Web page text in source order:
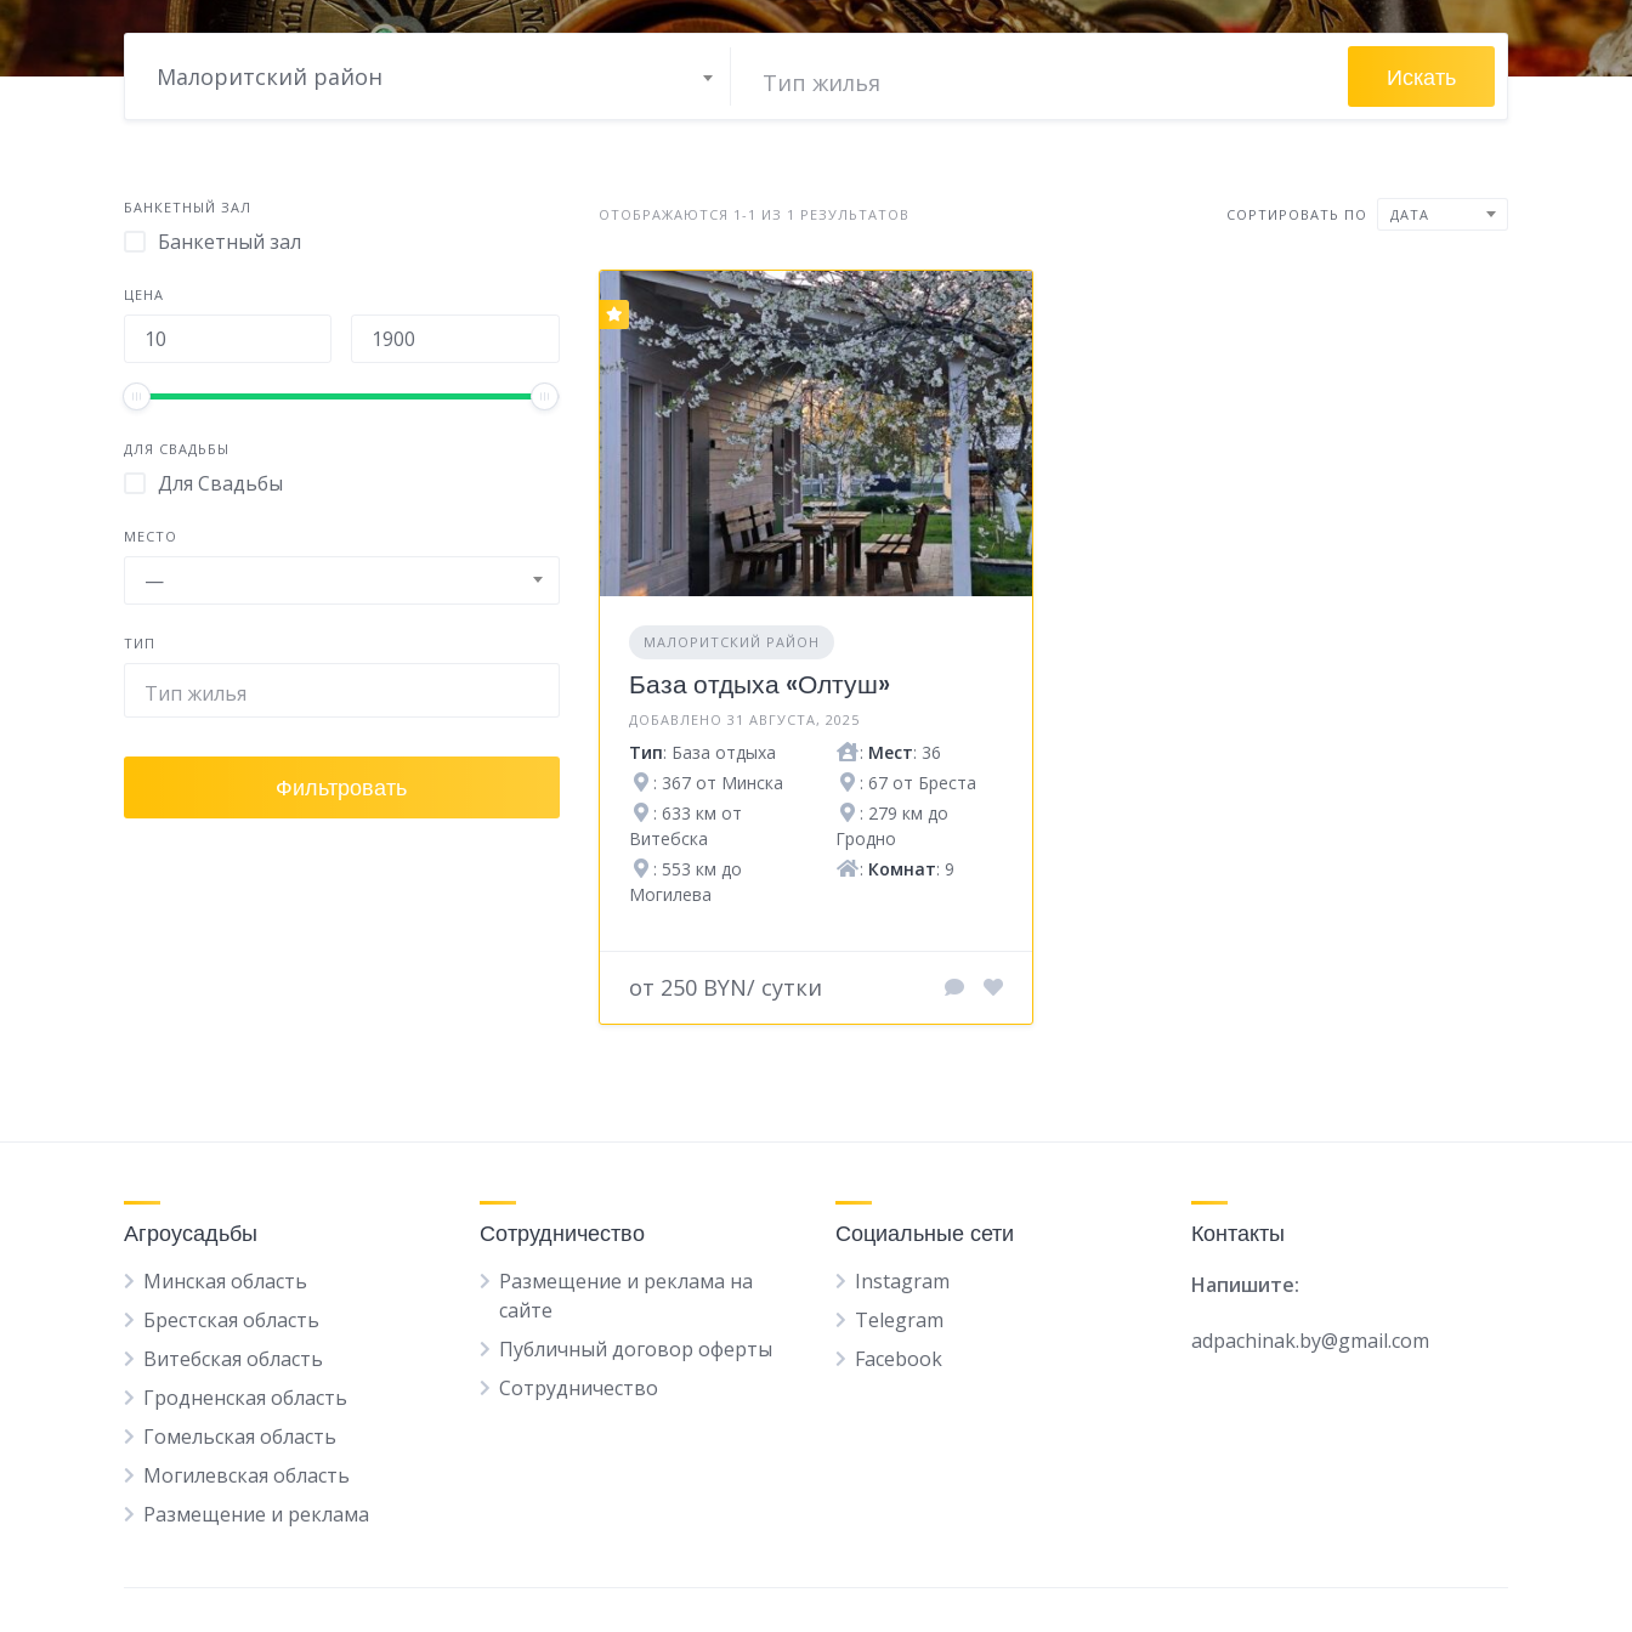
Малоритский район Искать
БАНКЕТНЫЙ ЗАЛ
Банкетный зал
ЦЕНА
ДЛЯ СВАДЬБЫ
Для Свадьбы
МЕСТО
—
ТИП
Фильтровать
ОТОБРАЖАЮТСЯ 1-1 ИЗ 1 РЕЗУЛЬТАТОВ СОРТИРОВАТЬ ПО ДАТА
МАЛОРИТСКИЙ РАЙОН
База отдыха «Олтуш»
ДОБАВЛЕНО 31 АВГУСТА, 2025
Тип: База отдыха : Мест: 36
: 367 от Минска
: 67 от Бреста
: 633 км от
Витебска
: 279 км до
Гродно
: 553 км до
Могилева
: Комнат: 9
от 250 BYN/ сутки
Агроусадьбы
Минская область
Брестская область
Витебская область
Гродненская область
Гомельская область
Могилевская область
Размещение и реклама
Сотрудничество
Размещение и реклама на
сайте
Публичный договор оферты
Сотрудничество
Социальные сети
Instagram
Telegram
Facebook
Контакты
Напишите:
adpachinak.by@gmail.com